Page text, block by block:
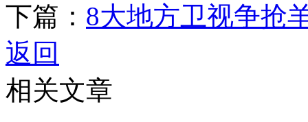
下篇： 8大地方卫视争抢
返回
相关文章